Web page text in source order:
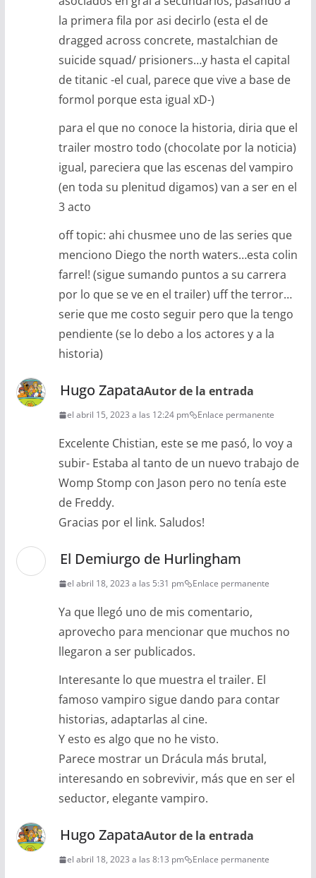
la primera fila por asi decirlo (esta el de
dragged across concrete, mastalchian de
suicide squad/ prisioners…y hasta el capital
de titanic -el cual, parece que vive a base de
formol porque esta igual xD-)
para el que no conoce la historia, diria que el
trailer mostro todo (chocolate por la noticia)
igual, pareciera que las escenas del vampiro
(en toda su plenitud digamos) van a ser en el
3 acto
off topic: ahi chusmee uno de las series que
menciono Diego the north waters…esta colin
farrel! (sigue sumando puntos a su carrera
por lo que se ve en el trailer) uff the terror…
serie que me costo seguir pero que la tengo
pendiente (se lo debo a los actores y a la
historia)
Hugo ZapataAutor de la entrada
el abril 15, 2023 a las 12:24 pm Enlace permanente
Excelente Chistian, este se me pasó, lo voy a
subir- Estaba al tanto de un nuevo trabajo de
Womp Stomp con Jason pero no tenía este
de Freddy.
Gracias por el link. Saludos!
El Demiurgo de Hurlingham
el abril 18, 2023 a las 5:31 pm Enlace permanente
Ya que llegó uno de mis comentario,
aprovecho para mencionar que muchos no
llegaron a ser publicados.
Interesante lo que muestra el trailer. El
famoso vampiro sigue dando para contar
historias, adaptarlas al cine.
Y esto es algo que no he visto.
Parece mostrar un Drácula más brutal,
interesando en sobrevivir, más que en ser el
seductor, elegante vampiro.
Hugo ZapataAutor de la entrada
el abril 18, 2023 a las 8:13 pm Enlace permanente